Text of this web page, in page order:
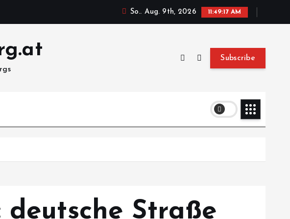
So.. Aug. 9th, 2026 11:49:18 AM
Subscribe
deutsche Straße